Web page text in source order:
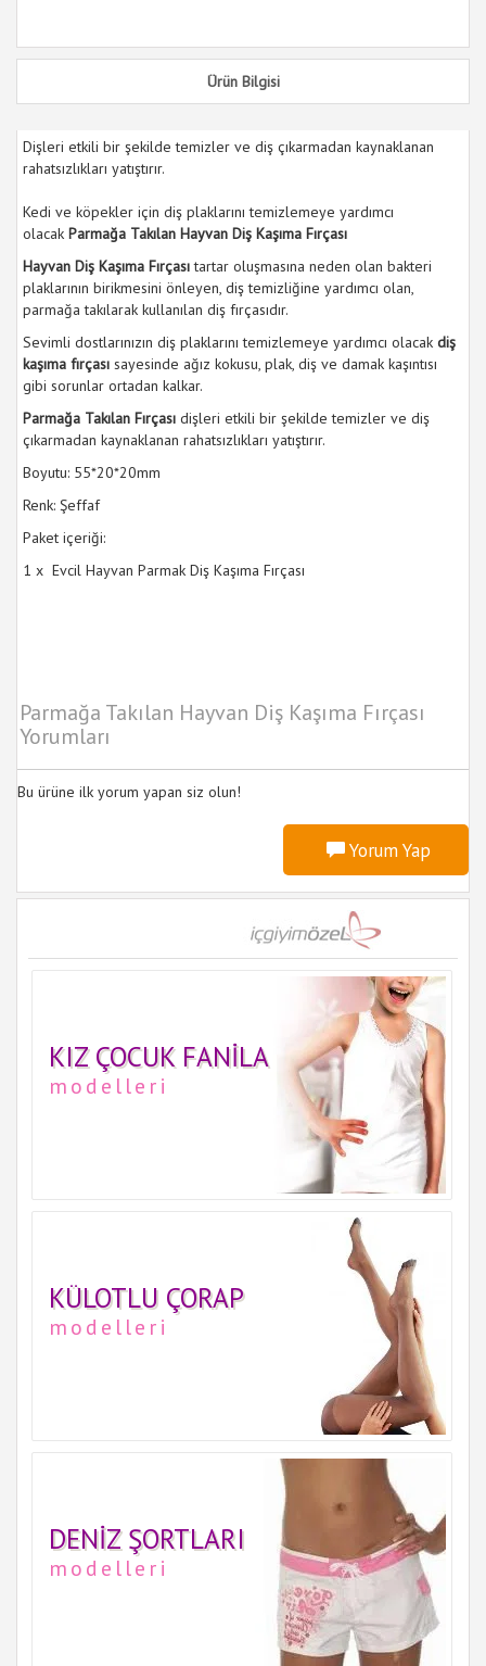
Ürün Bilgisi
Dişleri etkili bir şekilde temizler ve diş çıkarmadan kaynaklanan
rahatsızlıkları yatıştırır.
Kedi ve köpekler için diş plaklarını temizlemeye yardımcı
olacak Parmağa Takılan Hayvan Diş Kaşıma Fırçası
Hayvan Diş Kaşıma Fırçasıtartar oluşmasına neden olan bakteri
plaklarının birikmesini önleyen, diş temizliğine yardımcı olan,
parmağa takılarak kullanılan diş fırçasıdır.
Sevimli dostlarınızın diş plaklarını temizlemeye yardımcı olacak diş
kaşıma fırçası sayesinde ağız kokusu, plak, diş ve damak kaşıntısı
gibi sorunlar ortadan kalkar.
Parmağa Takılan Fırçası dişleri etkili bir şekilde temizler ve diş
çıkarmadan kaynaklanan rahatsızlıkları yatıştırır.
Boyutu: 55*20*20mm
Renk: Şeffaf
Paket içeriği:
1 x Evcil Hayvan Parmak Diş Kaşıma Fırçası
Parmağa Takılan Hayvan Diş Kaşıma Fırçası
Yorumları
Bu ürüne ilk yorum yapan siz olun!
Yorum Yap
KIZ ÇOCUK FANILA
modelleri
KÜLOTLU ÇORAP
modelleri
DENIZ ŞORTLARI
modelleri